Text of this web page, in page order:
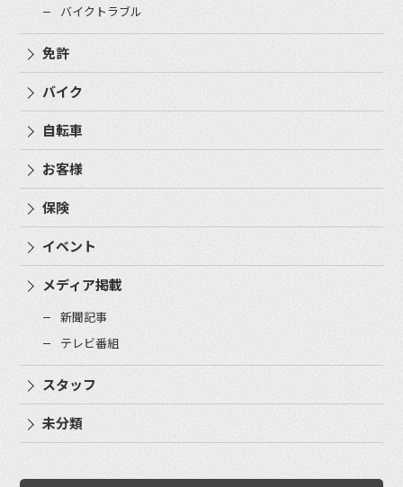
バイクトラブル
免許
バイク
自転車
お客様
保険
イベント
メディア掲載
新聞記事
テレビ番組
スタッフ
未分類